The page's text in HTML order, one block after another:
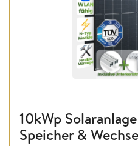
10kWp
Speicher &